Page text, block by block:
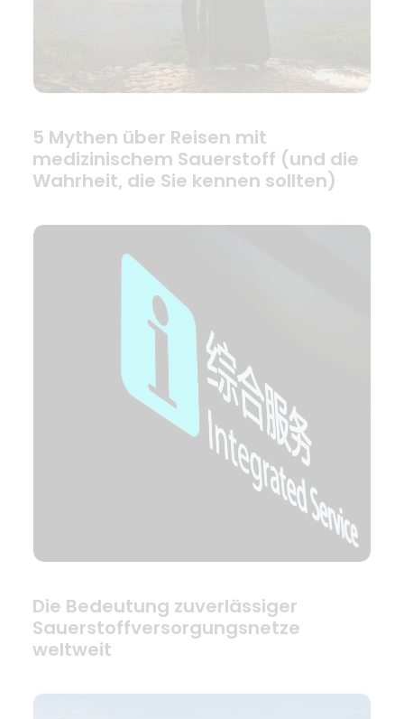
5 Mythen über Reisen mit
medizinischem Sauerstoff (und die
Wahrheit, die Sie kennen sollten)
Die Bedeutung zuverlässiger
Sauerstoffversorgungsnetze
weltweit